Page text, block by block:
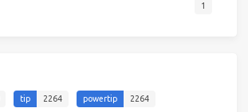
1
tip 2264 powertip 2264